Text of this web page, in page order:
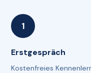
Erstgespräch
Kostenfreies